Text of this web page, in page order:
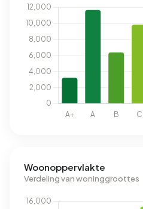
Woonoppervlakte
Verdeling van woninggroottes